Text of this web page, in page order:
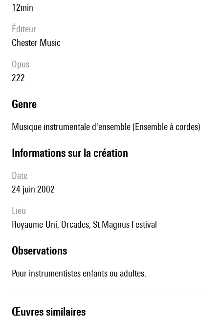
12min
éditeur
Chester Music
Opus
222
genre
Musique instrumentale d'ensemble (Ensemble à cordes)
informations sur la création
date
24 juin 2002
lieu
Royaume-Uni, Orcades, St Magnus Festival
observations
Pour instrumentistes enfants ou adultes.
œuvres similaires